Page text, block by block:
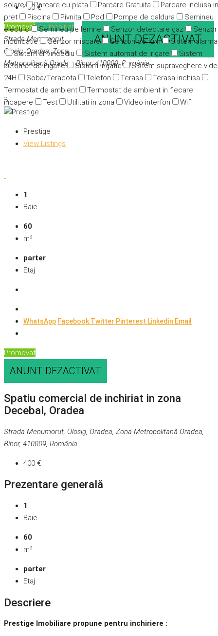
solare
Parcare cu plata Parcare Gratuita
Parcare inclusa in
pret
Piscina Pivnita Pod Pompe de caldura
Semineu
electric
Semineu pe lemne Senzor detectare gaz
Senzor
indundatie
Senzor miscare Senzori de fum
Sistem alarma
Sistem antiincediu
Sistem automat de irigare
Sistem
automat de irigatie
Sistem irigatie
Sistem supraveghere
24H
Soba/Teracota Telefon Terasa
Terasa inchisa
Termostat de ambient
Termostat de ambient in fiecare
incapere
Test Utilitati in zona Video interfon Wifi
400 €
PromovatDe închiriat
ANUNT DEZACTIVAT
Strada Menumorut,
Olosig, Oradea, Zona
Metropolitană Oradea, Bihor, 410009, România
3
Prestige
View Listings
1
Baie
60
m²
parter
Etaj
WhatsApp FacebookTwitter Pinterest Linkedin Email
Promovat
ANUNT DEZACTIVAT
Spatiu comercial de inchiriat in zona
Decebal, Oradea
Strada Menumorut, Olosig, Oradea, Zona Metropolitană Oradea,
Bihor, 410009, România
400 €
Prezentare generală
1
Baie
60
m²
parter
Etaj
Descriere
Prestige Imobiliare propune pentru inchiriere :